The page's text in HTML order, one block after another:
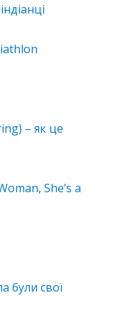
– як це
She’s a
були свої